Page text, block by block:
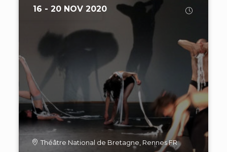
16 - 20 NOV 2020
Théâtre National de Bretagne, Rennes FR